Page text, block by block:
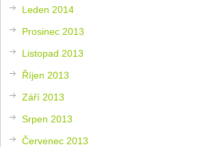
Leden 2014
Prosinec 2013
Listopad 2013
Říjen 2013
Září 2013
Srpen 2013
Červenec 2013